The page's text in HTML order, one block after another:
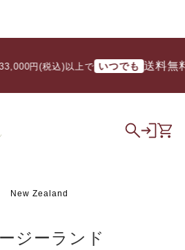
上で いつでも 送料無料
New Zealand
ジーランド